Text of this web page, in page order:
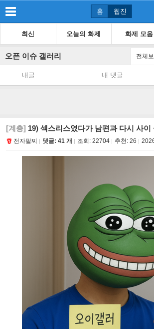
홈 웹진
최신 오늘의 화제 화제 모음
오픈 이슈 갤러리 전체
내글 내 댓글
[계층] 19) 섹스리스였다가 남편과 다시 사이
전자팔찌 댓글: 41 개 조회: 22704 추천: 26